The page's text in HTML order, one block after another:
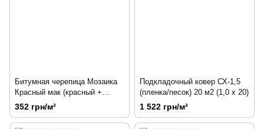
Битумная черепица Мозаика
Красный мак (красный +
чёрная тень)
352 грн/м²
Подкладочный ковер СХ-1,5
(пленка/песок) 20 м2 (1,0 x 20)
1 522 грн/м²